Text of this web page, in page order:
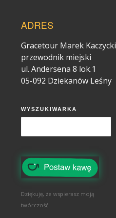
ADRES
Gracetour Marek Kaczycki
przewodnik miejski
ul. Andersena 8 lok.1
05-092 Dziekanów Leśny
WYSZUKIWARKA
Dziękuję, że wspierasz moją
twórczość